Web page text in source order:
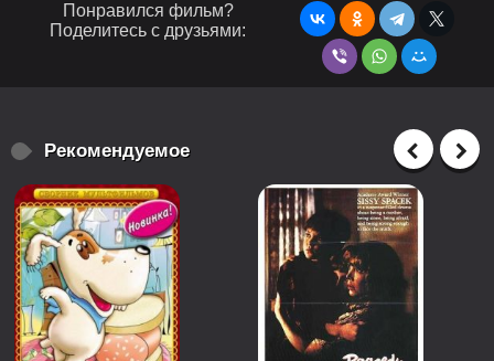
Понравился фильм?
Поделитесь с друзьями:
Рекомендуемое